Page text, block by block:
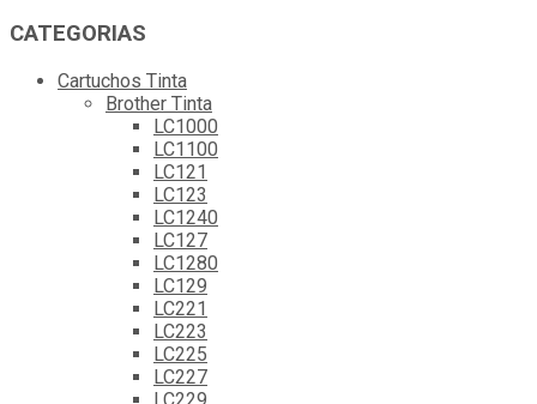
CATEGORIAS
Cartuchos Tinta
Brother Tinta
LC1000
LC1100
LC121
LC123
LC1240
LC127
LC1280
LC129
LC221
LC223
LC225
LC227